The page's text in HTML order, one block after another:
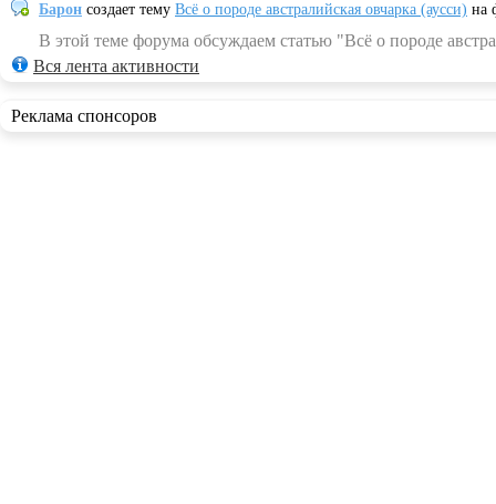
Барон создает тему Всё о породе австралийская овчарка (аусси) на
В этой теме форума обсуждаем статью "Всё о породе
Вся лента активности
Реклама спонсоров